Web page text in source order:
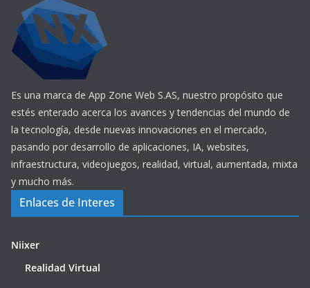
Es una marca de App Zone Web S.AS, nuestro propósito que
estés enterado acerca los avances y tendencias del mundo de
la tecnología, desde nuevas innovaciones en el mercado,
pasando por desarrollo de aplicaciones, IA, websites,
infraestructura, videojuegos, realidad, virtual, aumentada, mixta
y mucho más.
Enlaces de Interes
Niixer
Realidad Virtual